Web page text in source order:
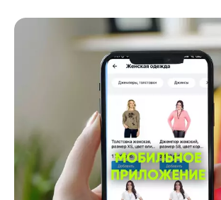
Интернет-магазин
Онлайн торговля